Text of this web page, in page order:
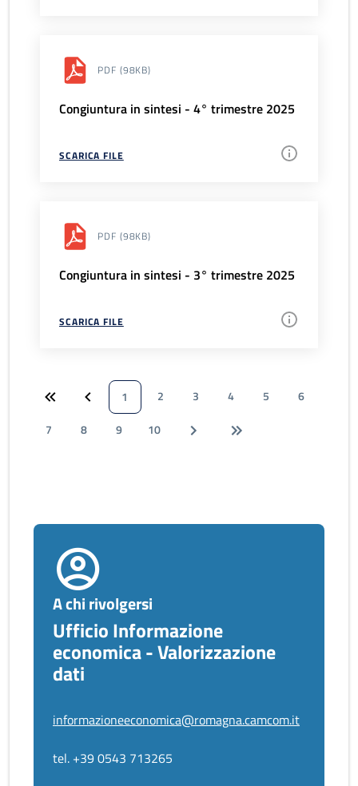
PDF (98KB)
Congiuntura in sintesi - 4° trimestre 2025
SCARICA FILE
PDF (98KB)
Congiuntura in sintesi - 3° trimestre 2025
SCARICA FILE
1 2 3 4 5
6
7
8 9 10
A chi rivolgersi
Ufficio Informazione
economica - Valorizzazione
dati
informazioneeconomica@romagna.camcom.it
tel. +39 0543 713265